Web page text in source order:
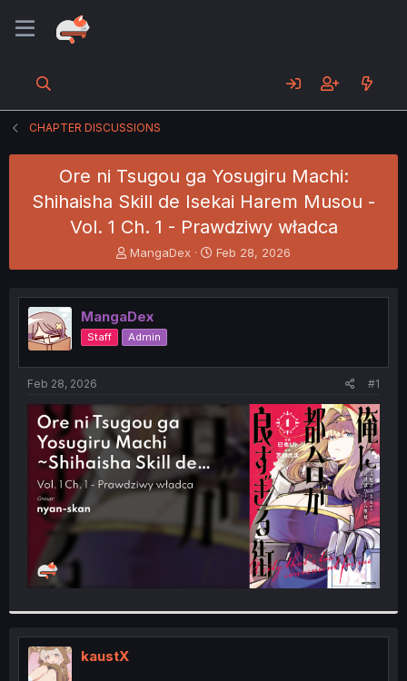
CHAPTER DISCUSSIONS
Ore ni Tsugou ga Yosugiru Machi:
Shihaisha Skill de Isekai Harem Musou -
Vol. 1 Ch. 1 - Prawdziwy władca
T
h
e
a
d
s
t
e
r
MangaDex
S
t
r
t
Feb 28, 2026
MangaDex
Staff Admin
Feb 28, 2026 #1
kaustX